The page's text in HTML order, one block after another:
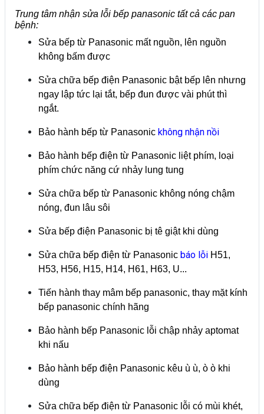
Trung tâm nhận sửa lỗi bếp panasonic tất cả các pan
bệnh:
Sửa bếp từ Panasonic mất nguồn, lên nguồn
không bấm được
Sửa chữa bếp điện Panasonic bật bếp lên nhưng
ngay lập tức lại tắt, bếp đun được vài phút thì
ngắt.
Bảo hành bếp từ Panasonic không nhận nồi
Bảo hành bếp điện từ Panasonic liệt phím, loại
phím chức năng cứ nhảy lung tung
Sửa chữa bếp từ Panasonic không nóng chậm
nóng, đun lâu sôi
Sửa bếp điện Panasonic bị tê giật khi dùng
Sửa chữa bếp điện từ Panasonic báo lỗi H51,
H53, H56, H15, H14, H61, H63, U...
Tiến hành thay mâm bếp panasonic, thay mặt kính
bếp panasonic chính hãng
Bảo hành bếp Panasonic lỗi chập nhảy aptomat
khi nấu
Bảo hành bếp điện Panasonic kêu ù ù, ò ò khi
dùng
Sửa chữa bếp điện từ Panasonic lỗi có mùi khét,